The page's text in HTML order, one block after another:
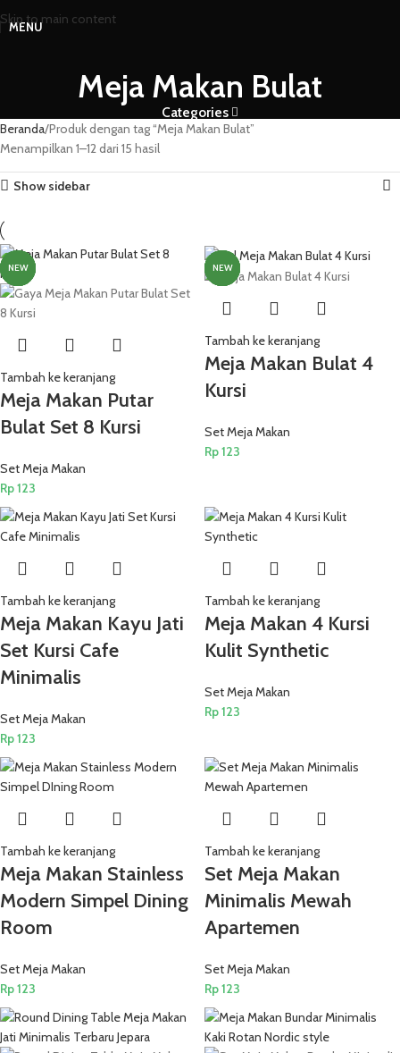
Skip to main content
MENU
Meja Makan Bulat
Categories
Beranda Produk dengan tag “Meja Makan Bulat”
Menampilkan 1–12 dari 15 hasil
Show sidebar
NEW
Tambah ke keranjang
Meja Makan Putar
Bulat Set 8 Kursi
Set Meja Makan
Rp123
NEW
Tambah ke keranjang
Meja Makan Bulat 4
Kursi
Set Meja Makan
Rp123
NEW
Tambah ke keranjang
Meja Makan Kayu Jati
Set Kursi Cafe
Minimalis
Set Meja Makan
Rp123
NEW
Tambah ke keranjang
Meja Makan 4 Kursi
Kulit Synthetic
Set Meja Makan
Rp123
NEW
Tambah ke keranjang
Meja Makan Stainless
Modern Simpel Dining
Room
Set Meja Makan
Rp123
NEW
Tambah ke keranjang
Set Meja Makan
Minimalis Mewah
Apartemen
Set Meja Makan
Rp123
NEW NEW
NEW NEW
NEW NEW